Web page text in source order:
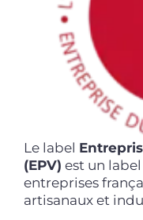
Le label
(EPV) est un
entreprises
artisanaux et